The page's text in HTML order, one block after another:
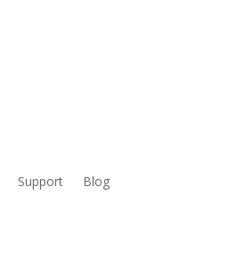
Support Blog